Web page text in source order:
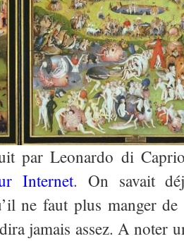
par Leonardo di
Internet. On savait
ne faut plus manger
jamais assez. A noter